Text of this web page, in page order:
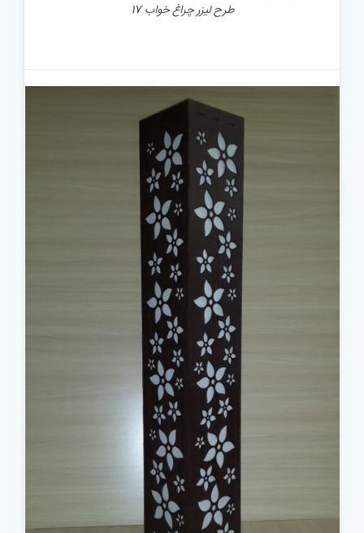
طرح لیزر چراغ خواب 17
جزئیات